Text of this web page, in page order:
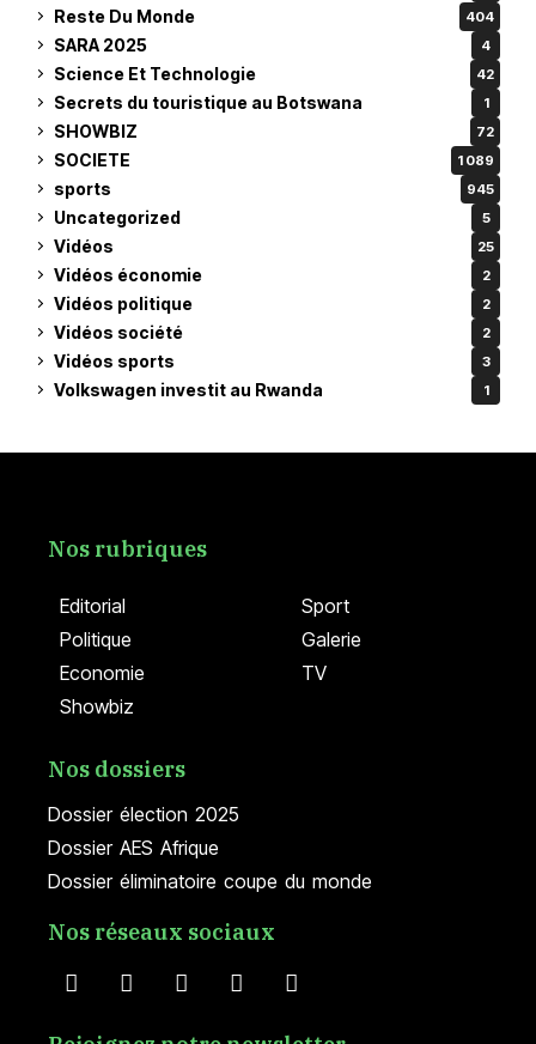
Reste Du Monde 404
SARA 2025 4
Science Et Technologie 42
Secrets du touristique au Botswana 1
SHOWBIZ 72
SOCIETE 1 089
sports 945
Uncategorized 5
Vidéos 25
Vidéos économie 2
Vidéos politique 2
Vidéos société 2
Vidéos sports 3
Volkswagen investit au Rwanda 1
Editorial
Politique
Economie
Showbiz
Sport
Galerie
TV
Nos rubriques
Dossier élection 2025
Dossier AES Afrique
Dossier éliminatoire coupe du monde
Nos dossiers
Nos réseaux sociaux